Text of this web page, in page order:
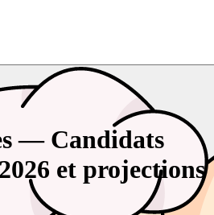
— Candidats
et projections